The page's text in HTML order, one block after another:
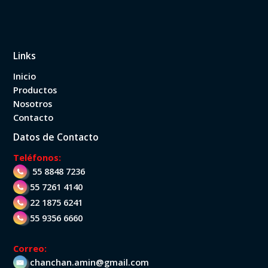
Links
Inicio
Productos
Nosotros
Contacto
Datos de Contacto
Teléfonos:
55 8848 7236
55 7261 4140
22 1875 6241
55 9356 6660
Correo:
chanchan.amin@gmail.com